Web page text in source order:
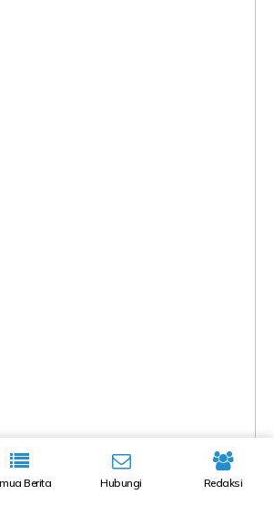
Berita Hubungi Redaksi